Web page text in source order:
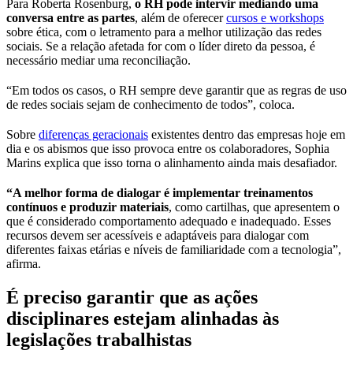
Para Roberta Rosenburg, o RH pode intervir mediando uma
conversa entre as partes, além de oferecercursos e workshops
sobre ética, com o letramento para a melhor utilização das redes
sociais. Se a relação afetada for com o líder direto da pessoa, é
necessário mediar uma reconciliação.
“Em todos os casos, o RH sempre deve garantir que as regras de uso
de redes sociais sejam de conhecimento de todos”, coloca.
Sobre diferenças geracionais existentes dentro das empresas hoje em
dia e os abismos que isso provoca entre os colaboradores, Sophia
Marins explica que isso torna o alinhamento ainda mais desafiador.
“A melhor forma de dialogar é implementar treinamentos
contínuos e produzir materiais, como cartilhas, que apresentem o
que é considerado comportamento adequado e inadequado. Esses
recursos devem ser acessíveis e adaptáveis para dialogar com
diferentes faixas etárias e níveis de familiaridade com a tecnologia”,
afirma.
É preciso garantir que as ações
disciplinares estejam alinhadas às
legislações trabalhistas